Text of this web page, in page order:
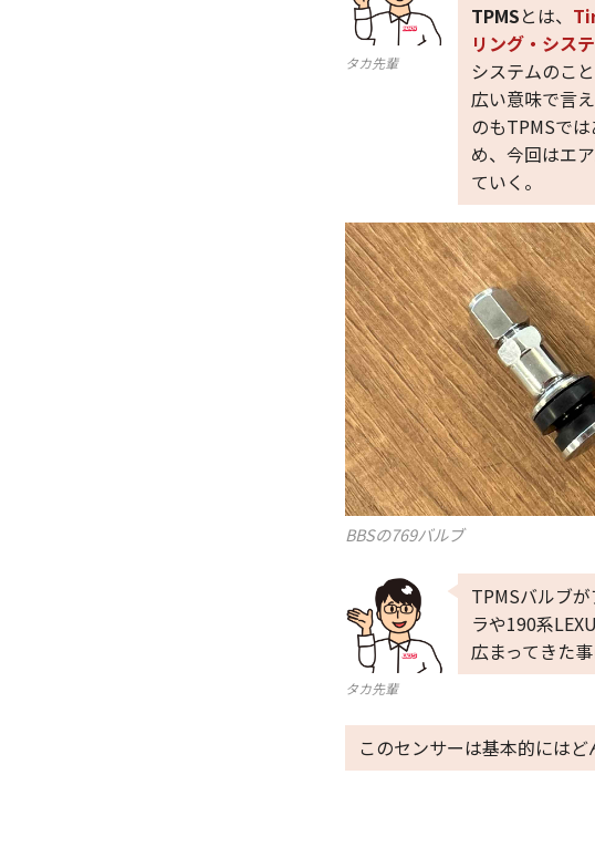
タカ先輩
TPMSとは、
リング・システ
システムのこと
広い意味で言
のもTPMSで
め、今回はエ
ていく。
BBSの769バルブ
タカ先輩
TPMSバルブ
ラや190系
広まってきた事
このセンサーは基本的には